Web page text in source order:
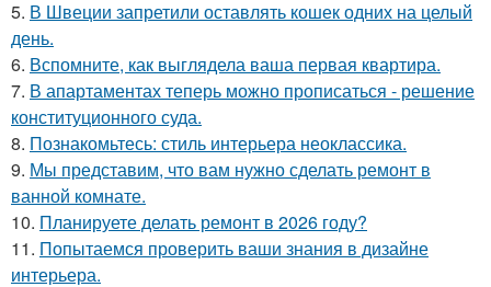
5. В Швеции запретили оставлять кошек одних на целый
день.
6. Вспомните, как выглядела ваша первая квартира.
7. В апартаментах теперь можно прописаться - решение
конституционного суда.
8. Познакомьтесь: стиль интерьера неоклассика.
9. Мы представим, что вам нужно сделать ремонт в
ванной комнате.
10. Планируете делать ремонт в 2026 году?
11. Попытаемся проверить ваши знания в дизайне
интерьера.